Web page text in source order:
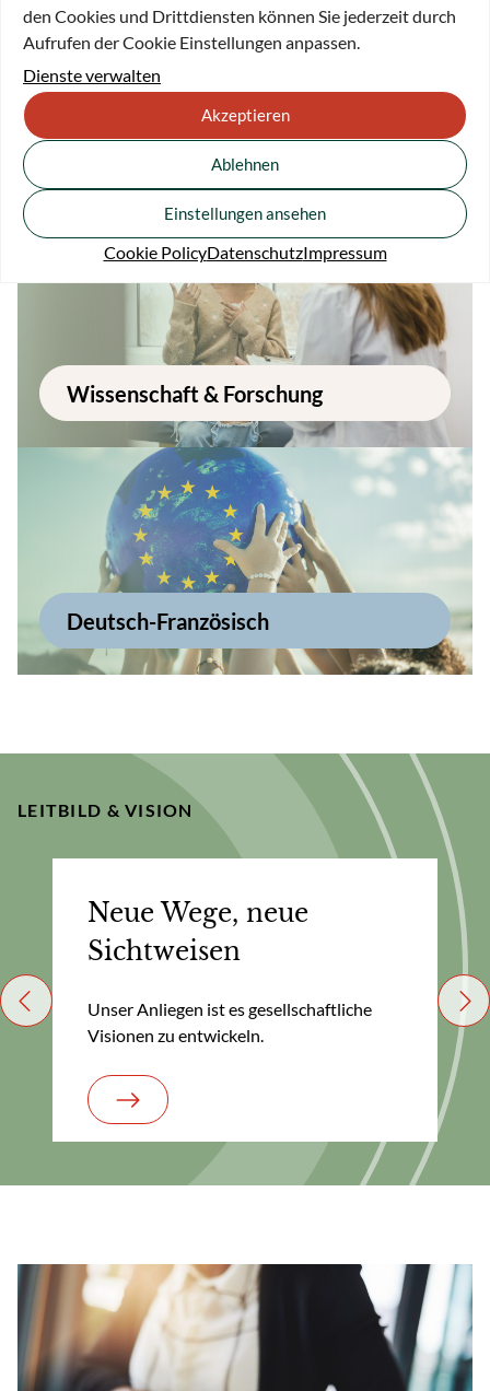
den Cookies und Drittdiensten können Sie jederzeit durch
Aufrufen der Cookie Einstellungen anpassen.
Dienste verwalten
Akzeptieren
Ablehnen
Einstellungen ansehen
Cookie PolicyDatenschutzImpressum
Wissenschaft & Forschung
Deutsch-Französisch
LEITBILD & VISION
Neue Wege, neue
Sichtweisen
Unser Anliegen ist es gesellschaftliche
Visionen zu entwickeln.
Previous